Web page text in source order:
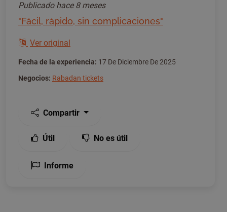
Publicado hace 8 meses
"Fácil, rápido, sin complicaciones"
Ver original
Fecha de la experiencia: 17 De Diciembre De 2025
Negocios: Rabadan tickets
Compartir
Útil No es útil
Informe